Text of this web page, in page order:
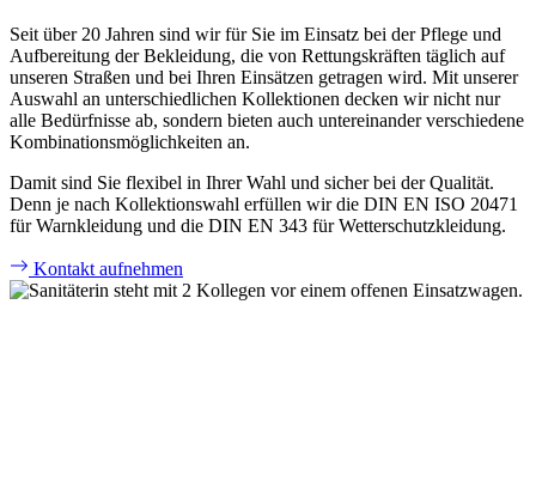
Seit über 20 Jahren sind wir für Sie im Einsatz bei der Pflege und
Aufbereitung der Bekleidung, die von Rettungskräften täglich auf
unseren Straßen und bei Ihren Einsätzen getragen wird. Mit unserer
Auswahl an unterschiedlichen Kollektionen decken wir nicht nur
alle Bedürfnisse ab, sondern bieten auch untereinander verschiedene
Kombinationsmöglichkeiten an.
Damit sind Sie flexibel in Ihrer Wahl und sicher bei der Qualität.
Denn je nach Kollektionswahl erfüllen wir die DIN EN ISO 20471
für Warnkleidung und die DIN EN 343 für Wetterschutzkleidung.
Kontakt aufnehmen